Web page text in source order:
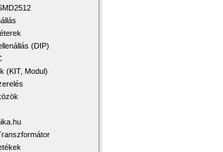
(DIP)
(KIT, Modul)